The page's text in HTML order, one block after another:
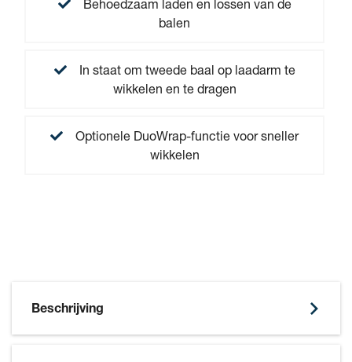
Behoedzaam laden en lossen van de
balen
In staat om tweede baal op laadarm te
wikkelen en te dragen
Optionele DuoWrap-functie voor sneller
wikkelen
Beschrijving